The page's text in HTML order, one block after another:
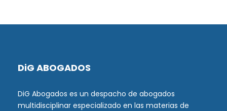
DiG ABOGADOS
DiG Abogados es un despacho de abogados
multidisciplinar especializado en las materias de